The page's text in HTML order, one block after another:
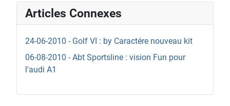
Articles Connexes
24-06-2010 - Golf VI : by Caractére nouveau kit
06-08-2010 - Abt Sportsline : vision Fun pour
l'audi A1